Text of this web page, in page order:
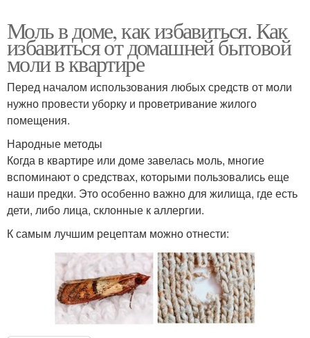
Моль в доме, как избавиться. Как
избавиться от домашней бытовой
моли в квартире
Перед началом использования любых средств от моли
нужно провести уборку и проветривание жилого
помещения.
Народные методы
Когда в квартире или доме завелась моль, многие
вспоминают о средствах, которыми пользовались еще
наши предки. Это особенно важно для жилища, где есть
дети, либо лица, склонные к аллергии.
К самым лучшим рецептам можно отнести: